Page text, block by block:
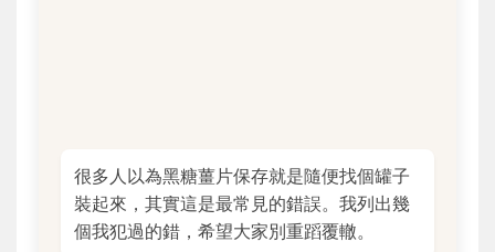
很多人以為黑糖薑片保存就是隨便找個罐子
裝起來，其實這是最常見的錯誤。我列出幾
個我犯過的錯，希望大家別重蹈覆轍。